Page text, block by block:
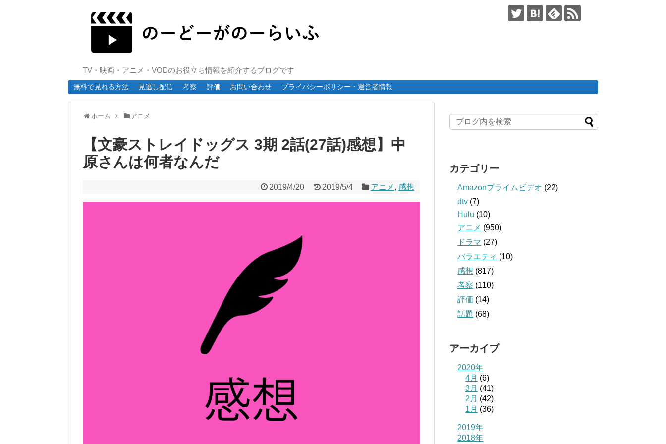
TV・映画・アニメ・VODのお役立ち情報を紹介するブログです
無料で見れる方法 見逃し配信 考察 評価 お問い合わせ プライバシーポリシー・運営者情報
ホーム アニメ
【文豪ストレイドッグス 3期 2話(27話)感想】中
原さんは何者なんだ
2019/4/20 2019/5/4 アニメ , 感想
カテゴリー
Amazonプライムビデオ (22)
dtv (7)
Hulu (10)
アニメ (950)
ドラマ (27)
バラエティ (10)
感想 (817)
考察 (110)
評価 (14)
話題 (68)
アーカイブ
2020年
4月 (6)
3月 (41)
2月 (42)
1月 (36)
2019年
2018年